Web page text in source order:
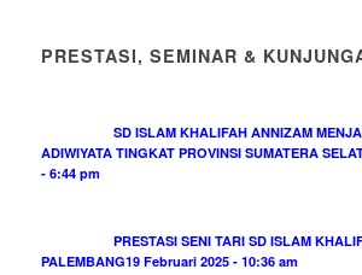
PRESTASI, SEMINAR &
SD ISLAM KHALIFAH ANNIZAM
ADIWIYATA TINGKAT PROVINSI SUMATERA
- 6:44 pm
PRESTASI SENI TARI SD ISLAM
PALEMBANG19 Februari 2025 - 10:36 am